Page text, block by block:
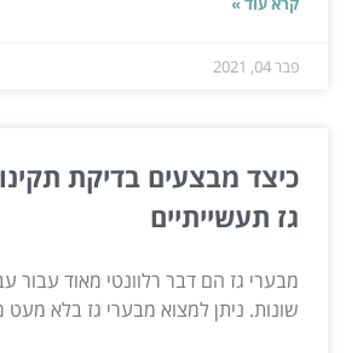
פבר 04, 2021
כיצד מבצעים בדיקת
גז תעשייתיים
מבערי גז הם דבר רלוונטי מאוד עבור
שונות. ניתן למצוא מבערי גז בלא מעט